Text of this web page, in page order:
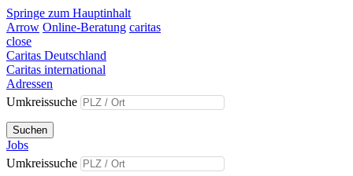
Springe zum Hauptinhalt
Arrow Online-Beratung caritas
close
Caritas Deutschland
Caritas international
Adressen
Umkreissuche
Suchen
Jobs
Umkreissuche